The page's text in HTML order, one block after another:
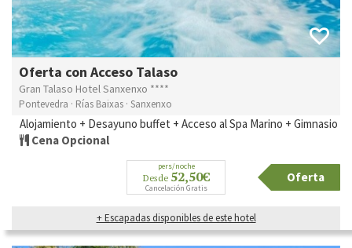
Oferta con Acceso Talaso
Gran Talaso Hotel Sanxenxo ****
Pontevedra · Rías Baixas · Sanxenxo
Alojamiento + Desayuno buffet + Acceso al Spa Marino + Gimnasio
Cena Opcional
pers/noche
Desde 52,50€
Cancelación Gratis
Oferta
+ Escapadas disponibles de este hotel